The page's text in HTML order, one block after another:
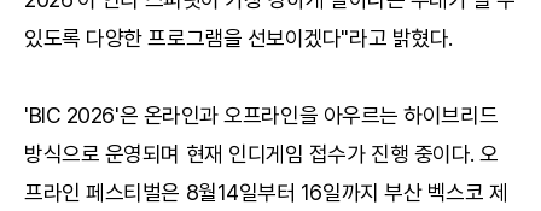
있도록 다양한 프로그램을 선보이겠다"라고 밝혔다.
'BIC 2026'은 온라인과 오프라인을 아우르는 하이브리드
방식으로 운영되며 현재 인디게임 접수가 진행 중이다. 오
프라인 페스티벌은 8월14일부터 16일까지 부산 벡스코 제